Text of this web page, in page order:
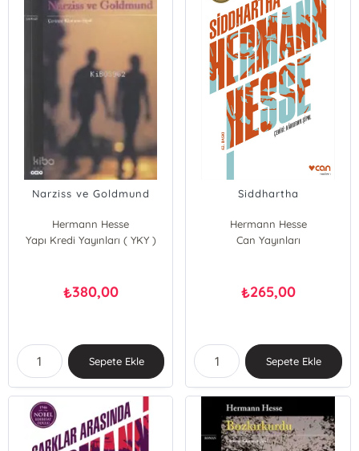
Narziss ve Goldmund
Hermann Hesse
Yapı Kredi Yayınları ( YKY )
₺380,00
Sepete Ekle
Siddhartha
Hermann Hesse
Can Yayınları
₺265,00
Sepete Ekle